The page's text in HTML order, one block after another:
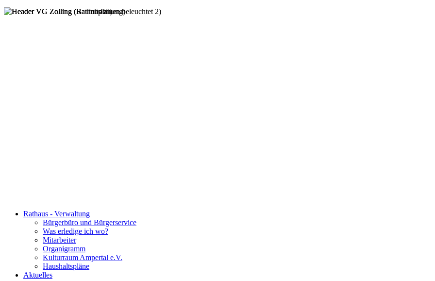
Rathaus - Verwaltung
Bürgerbüro und Bürgerservice
Was erledige ich wo?
Mitarbeiter
Organigramm
Kulturraum Ampertal e.V.
Haushaltspläne
Aktuelles